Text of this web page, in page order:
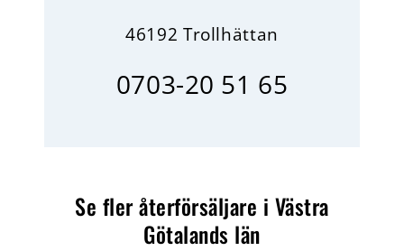
46192 Trollhättan
0703-20 51 65
Se fler återförsäljare i Västra
Götalands län